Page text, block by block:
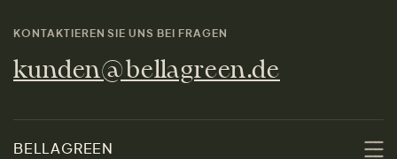
KONTAKTIEREN SIE UNS BEI FRAGEN
kunden@bellagreen.de
BELLAGREEN